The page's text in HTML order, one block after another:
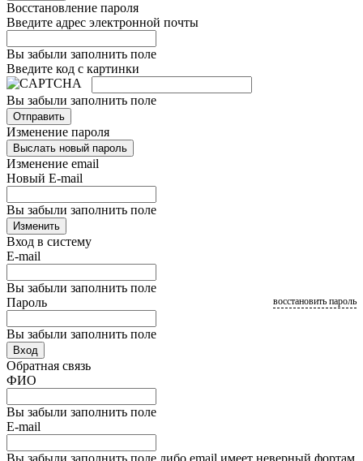
Восстановление пароля
Введите адрес электронной почты
Вы забыли заполнить поле
Введите код с картинки
Вы забыли заполнить поле
Отправить
Изменение пароля
Выслать новый пароль
Изменение email
Новый E-mail
Вы забыли заполнить поле
Изменить
Вход в систему
E-mail
Вы забыли заполнить поле
Пароль
Вы забыли заполнить поле
восстановить пароль
Вход
Обратная связь
ФИО
Вы забыли заполнить поле
E-mail
Вы забыли заполнить поле либо email имеет неверный фортам